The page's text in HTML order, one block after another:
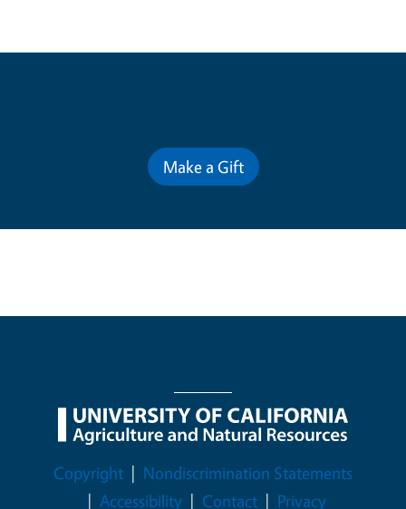
Make a Gift
Legal Menu
Copyright
Nondiscrimination Statements
Accessibility
Contact Privacy